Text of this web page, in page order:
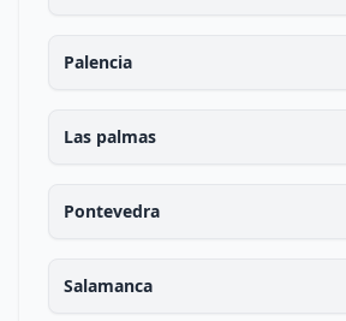
Palencia
Las palmas
Pontevedra
Salamanca